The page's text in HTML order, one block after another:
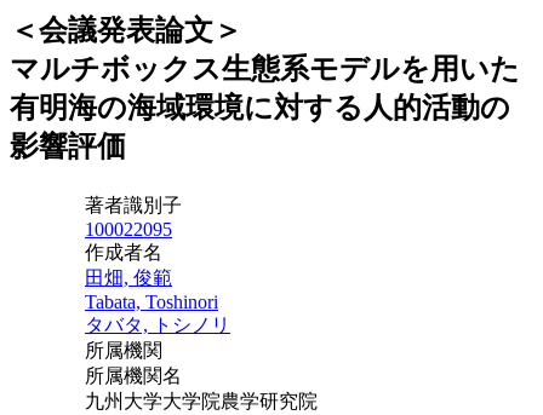
＜会議発表論文＞
マルチボックス生態系モデルを用いた
有明海の海域環境に対する人的活動の
影響評価
著者識別子
100022095
作成者名
田畑, 俊範
Tabata, Toshinori
タバタ, トシノリ
所属機関
所属機関名
九州大学大学院農学研究院